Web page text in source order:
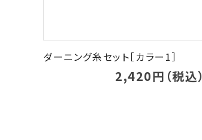
ダーニング糸セット［カラー1］
2,420円（税込）